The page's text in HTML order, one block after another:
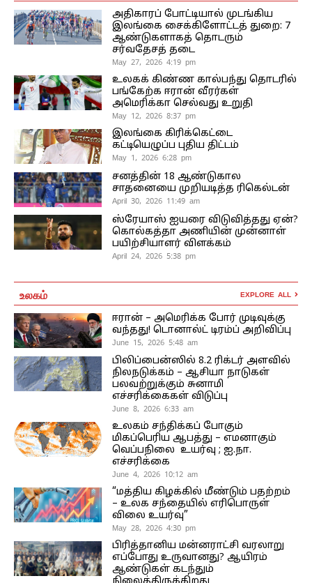
அதிகாரப் போட்டியால் முடங்கிய
இலங்கை சைக்கிளோட்டத் துறை: 7
ஆண்டுகளாகத் தொடரும்
சர்வதேசத் தடை
May 27, 2026 4:19 pm
உலகக் கிண்ண கால்பந்து தொடரில்
பங்கேற்க ஈரான் வீரர்கள்
அமெரிக்கா செல்வது உறுதி
May 12, 2026 8:37 pm
இலங்கை கிரிக்கெட்டை
கட்டியெழுப்ப புதிய திட்டம்
May 1, 2026 6:28 pm
சனத்தின் 18 ஆண்டுகால
சாதனையை முறியடித்த ரிகெல்டன்
April 30, 2026 11:49 am
ஸ்ரேயாஸ் ஐயரை விடுவித்தது ஏன்?
கொல்கத்தா அணியின் முன்னாள்
பயிற்சியாளர் விளக்கம்
April 24, 2026 5:38 pm
உலகம் EXPLORE ALL
ஈரான் – அமெரிக்க போர் முடிவுக்கு
வந்தது! டொனால்ட் டிரம்ப் அறிவிப்பு
June 15, 2026 5:48 am
பிலிப்பைன்ஸில் 8.2 ரிக்டர் அளவில்
நிலநடுக்கம் – ஆசியா நாடுகள்
பலவற்றுக்கும் சுனாமி
எச்சரிக்கைகள் விடுப்பு
June 8, 2026 6:33 am
உலகம் சந்திக்கப் போகும்
மிகப்பெரிய ஆபத்து – எமனாகும்
வெப்பநிலை உயர்வு ; ஐ.நா.
எச்சரிக்கை
June 4, 2026 10:12 am
“மத்திய கிழக்கில் மீண்டும் பதற்றம்
– உலக சந்தையில் எரிபொருள்
விலை உயர்வு”
May 28, 2026 4:30 pm
பிரித்தானிய மன்னராட்சி வரலாறு
எப்போது உருவானது? ஆயிரம்
ஆண்டுகள் கடந்தும்